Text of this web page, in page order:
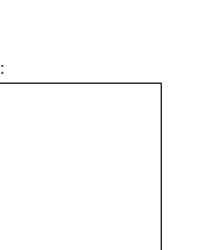
: